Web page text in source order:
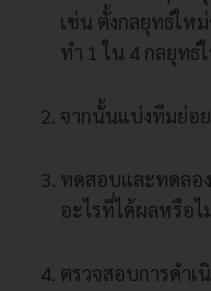
เช่น ตั้งกลยุทธ์ให
ทำ 1 ใน 4 กลยุทธ์
จากนั้นแบ่งทีมย่อ
ทดสอบและทดลอง
อะไรที่ได้ผลหรือไ
ตรวจสอบการดำเ